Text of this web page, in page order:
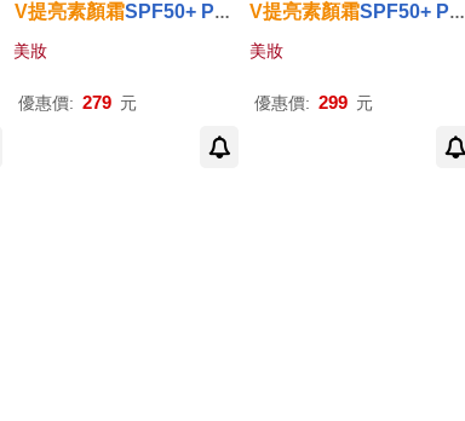
V提亮素顏霜SPF50+ PA+
+++(10ml)#珍珠
美妝
優惠價: 279 元
V提亮素顏霜SPF50+ PA+
+++(1ml)X12#珍珠白-公
美妝
優惠價: 299 元